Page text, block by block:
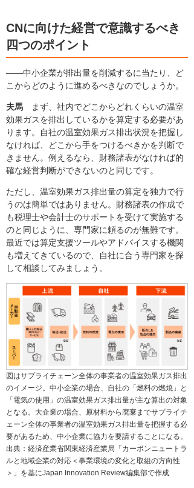
CNに向けた経営で意識するべき
四つのポイント
――中小企業が排出量を削減するに当たり、ど
こからどのように進めるべきなのでしょうか。
夫馬 まず、社内でどこからどれくらいの温室
効果ガスを排出しているかを算定する必要があ
ります。自社の温室効果ガス排出状況を把握し
なければ、どこから手をつけるべきかを判断で
きません。例えるなら、財務諸表がなければ的
確な経営判断ができないのと同じです。
ただし、温室効果ガス排出量の算定を独力で行
うのは簡単ではありません。財務諸表の作成で
も税理士や会計士のサポートを受けて実施する
のと同じように、専門家に頼るのが無難です。
最近では算定支援ツールやアドバイスする機関
も増えてきているので、自社に合う専門家を探
して相談してみましょう。
図はサプライチェーン全体の事業者の温室効果ガス排出
のイメージ。中小企業の場合、自社の「燃料の燃焼」と
「電気の使用」の温室効果ガス排出量が主な算出の対象
となる。大企業の場合、原材料から廃棄までサプライチ
ェーン全体の事業者の温室効果ガス排出量を把握する必
要があるため、中小企業に協力を要請することになる。
出典：経済産業省関東経済産業局「カーボンニュートラ
ルと地域企業の対応＜事業環境の変化と取組の方向性
＞」を基にJapan Innovation Review編集部で作成